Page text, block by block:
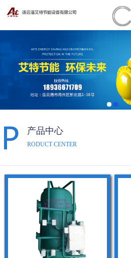
产品中心
RODUCT CENTER